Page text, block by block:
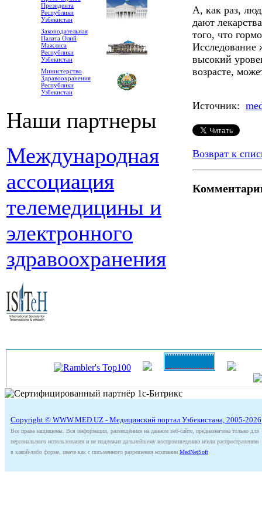
Президента
Республики
Узбекистан
Законодательная
Палата Олий
Мажлиса
Республики
Узбекистан
Министерство
Здравоохранения
Республики
Узбекистан
Наши партнеры
Международная
ассоциация
телемедицины и
электронного
здравоохранения
А, как раз,
дают
того, что
Исследование
высокий
возрасте,
Источник:
Возврат к
Copyright © WWW.MED.UZ - Медицинский портал Узбекистана, 2005-2026
Все права защищены. Вся информация, размещённая на данном веб-сайте, предназначена только для
персонального использования и не подлежит дальнейшему воспроизведению и/или распространению
в какой-либо форме, иначе как с письменного разрешения компании MedNetSoft